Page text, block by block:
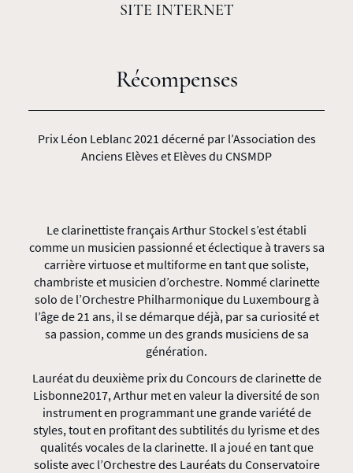
SITE INTERNET
Récompenses
Prix Léon Leblanc 2021 décerné par l’Association des
Anciens Elèves et Elèves du CNSMDP
Le clarinettiste français Arthur Stockel s’est établi
comme un musicien passionné et éclectique à travers sa
carrière virtuose et multiforme en tant que soliste,
chambriste et musicien d’orchestre. Nommé clarinette
solo de l’Orchestre Philharmonique du Luxembourg à
l’âge de 21 ans, il se démarque déjà, par sa curiosité et
sa passion, comme un des grands musiciens de sa
génération.
Lauréat du deuxième prix du Concours de clarinette de
Lisbonne2017, Arthur met en valeur la diversité de son
instrument en programmant une grande variété de
styles, tout en profitant des subtilités du lyrisme et des
qualités vocales de la clarinette. Il a joué en tant que
soliste avec l’Orchestre des Lauréats du Conservatoire